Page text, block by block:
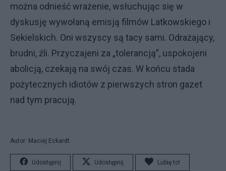
można odnieść wrażenie, wsłuchując się w
dyskusję wywołaną emisją filmów Latkowskiego i
Sekielskich. Oni wszyscy są tacy sami. Odrażający,
brudni, źli. Przyczajeni za „tolerancją”, uspokojeni
abolicją, czekają na swój czas. W końcu stada
pożytecznych idiotów z pierwszych stron gazet
nad tym pracują.
Autor: Maciej Eckardt
Udostępnij Udostępnij Lubię to!